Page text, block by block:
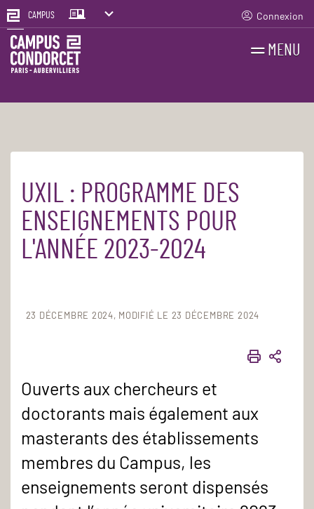
CAMPUS Connexion
MENU
Accueil La recherche UXIL
UXIL : PROGRAMME DES
ENSEIGNEMENTS POUR
L'ANNÉE 2023-2024
23 DÉCEMBRE 2024 MODIFIÉ LE 23 DÉCEMBRE 2024
Ouverts aux chercheurs et
doctorants mais également aux
masterants des établissements
membres du Campus, les
enseignements seront dispensés